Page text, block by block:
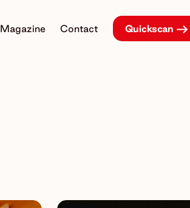
Magazine Contact Quickscan